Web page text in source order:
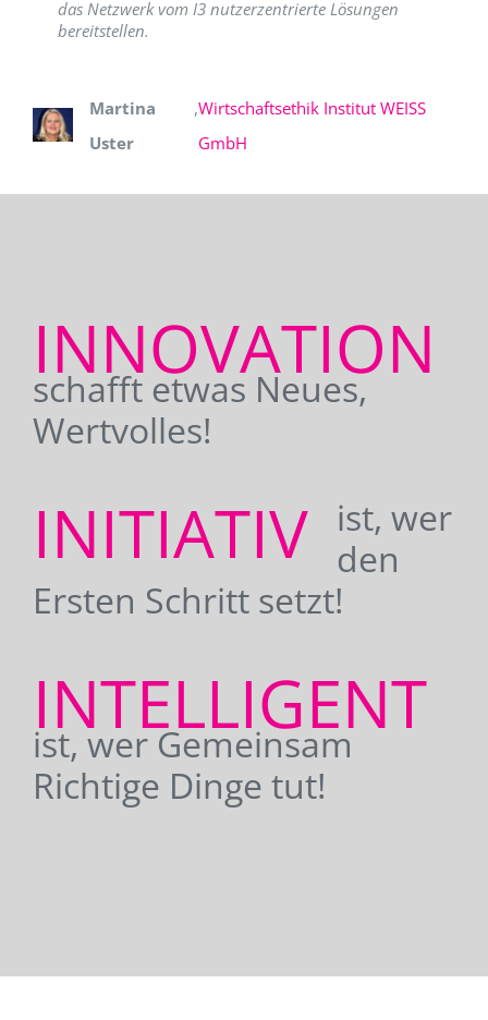
das Netzwerk vom I3 nutzerzentrierte Lösungen
bereitstellen.
Martina
Uster
,Wirtschaftsethik Institut WEISS
GmbH
INNOVATION
schafft etwas Neues,
Wertvolles!
INITIATIV
ist, wer
den
Ersten Schritt setzt!
INTELLIGENT
ist, wer Gemeinsam
Richtige Dinge tut!